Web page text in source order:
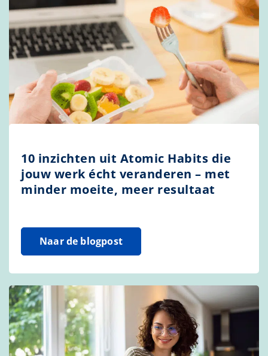
10 inzichten uit Atomic Habits die
jouw werk écht veranderen – met
minder moeite, meer resultaat
Naar de blogpost